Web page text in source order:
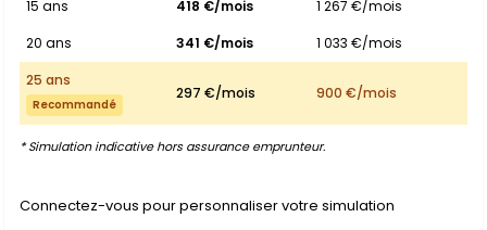
15 ans 418 €/mois
1 267 €/mois
20 ans
341 €/mois
1 033 €/mois
25 ans
Recommandé
297 €/mois 900 €/mois
* Simulation indicative hors assurance emprunteur.
Connectez-vous pour personnaliser votre simulation